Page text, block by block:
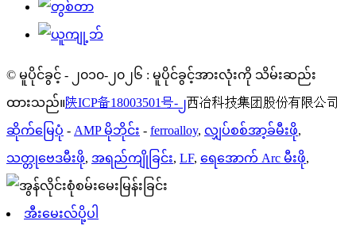
© မူပိုင်ခွင့် - ၂၀၁၀-၂၀၂၆ : မူပိုင်ခွင့်အားလုံးကို သိမ်းဆည်း
ထားသည်။陕ICP备18003501号-၂西冶科技集团股份有限公司
ဆိုက်မြေပုံ - AMP မိုဘိုင်း - ferroalloy, လျှပ်စစ်အာ့ခ်မီးဖို,
သတ္တုဗေဒမီးဖို, အရည်ကျိုခြင်း, LF, ရေအောက် Arc မီးဖို,
အီးမေးလ်ပို့ပါ